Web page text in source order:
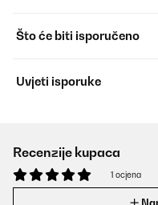
Što će biti isporučeno
Uvjeti isporuke
Recenzije kupaca
1 ocjena